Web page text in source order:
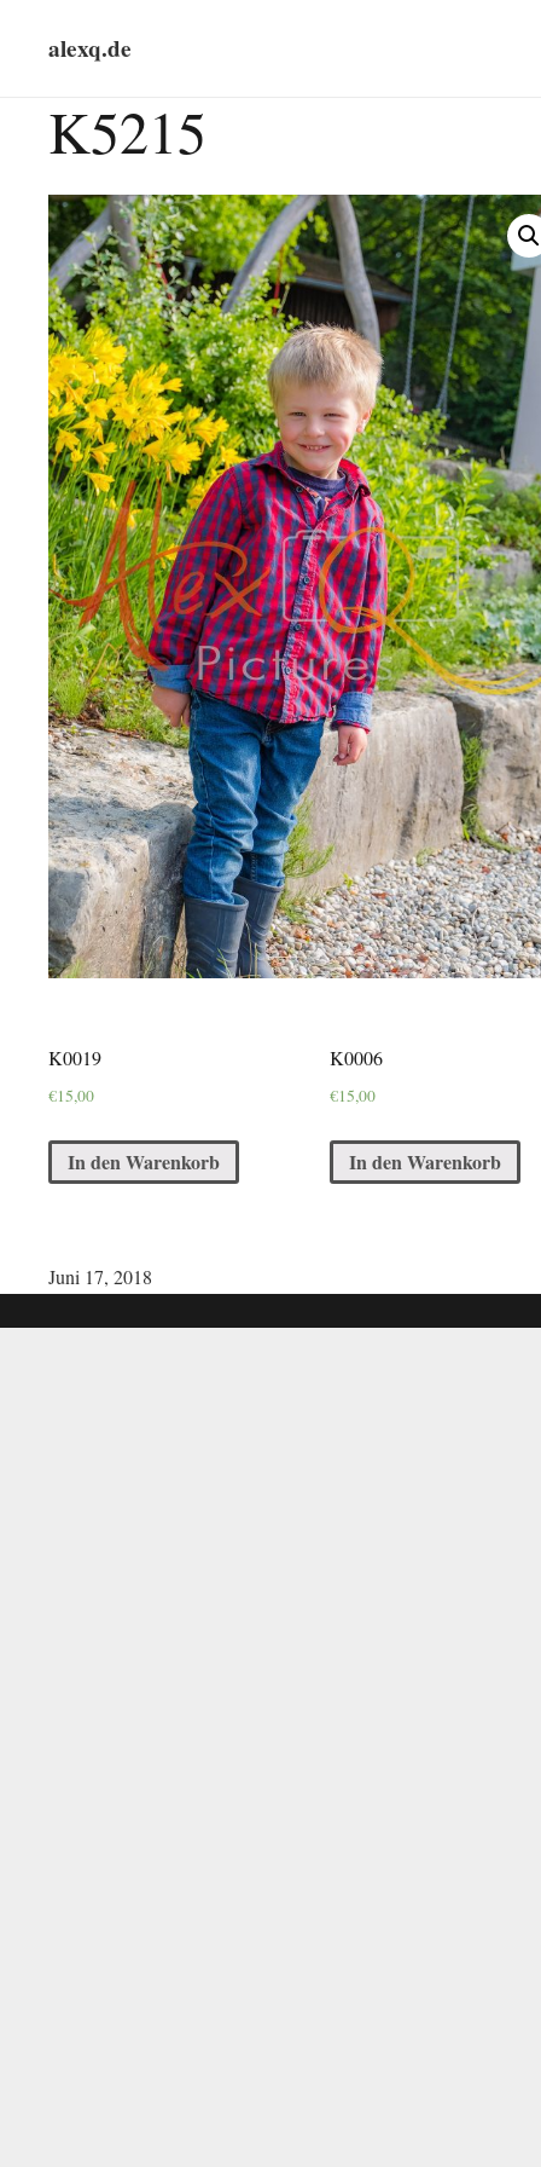
alexq.de
K5215
K0019
€15,00
In den Warenkorb
K0006
€15,00
In den Warenkorb
Juni 17, 2018